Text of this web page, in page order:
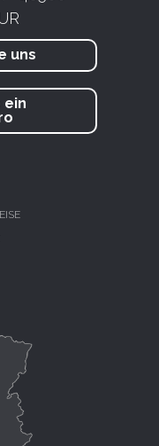
uns
ein